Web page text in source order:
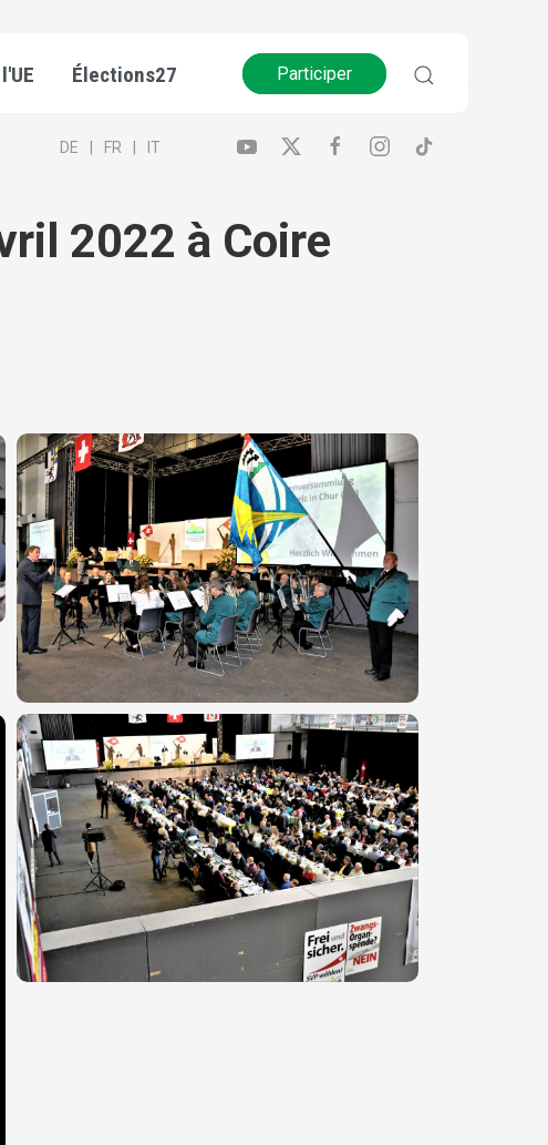
Élections27 Participer
DE FR IT
2022 à Coire